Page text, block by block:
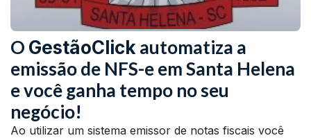
O GestãoClick automatiza a
emissão de NFS-e em Santa Helena
e você ganha tempo no seu
negócio!
Ao utilizar um sistema emissor de notas fiscais você